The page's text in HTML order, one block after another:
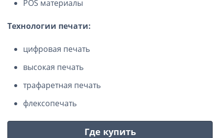
POS материалы
Технологии печати:
цифровая печать
высокая печать
трафаретная печать
флексопечать
Где купить